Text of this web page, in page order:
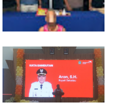
Polsek Entikong Gagalkan
Peredaran Sabu 151,76
Gram di Perbatasan